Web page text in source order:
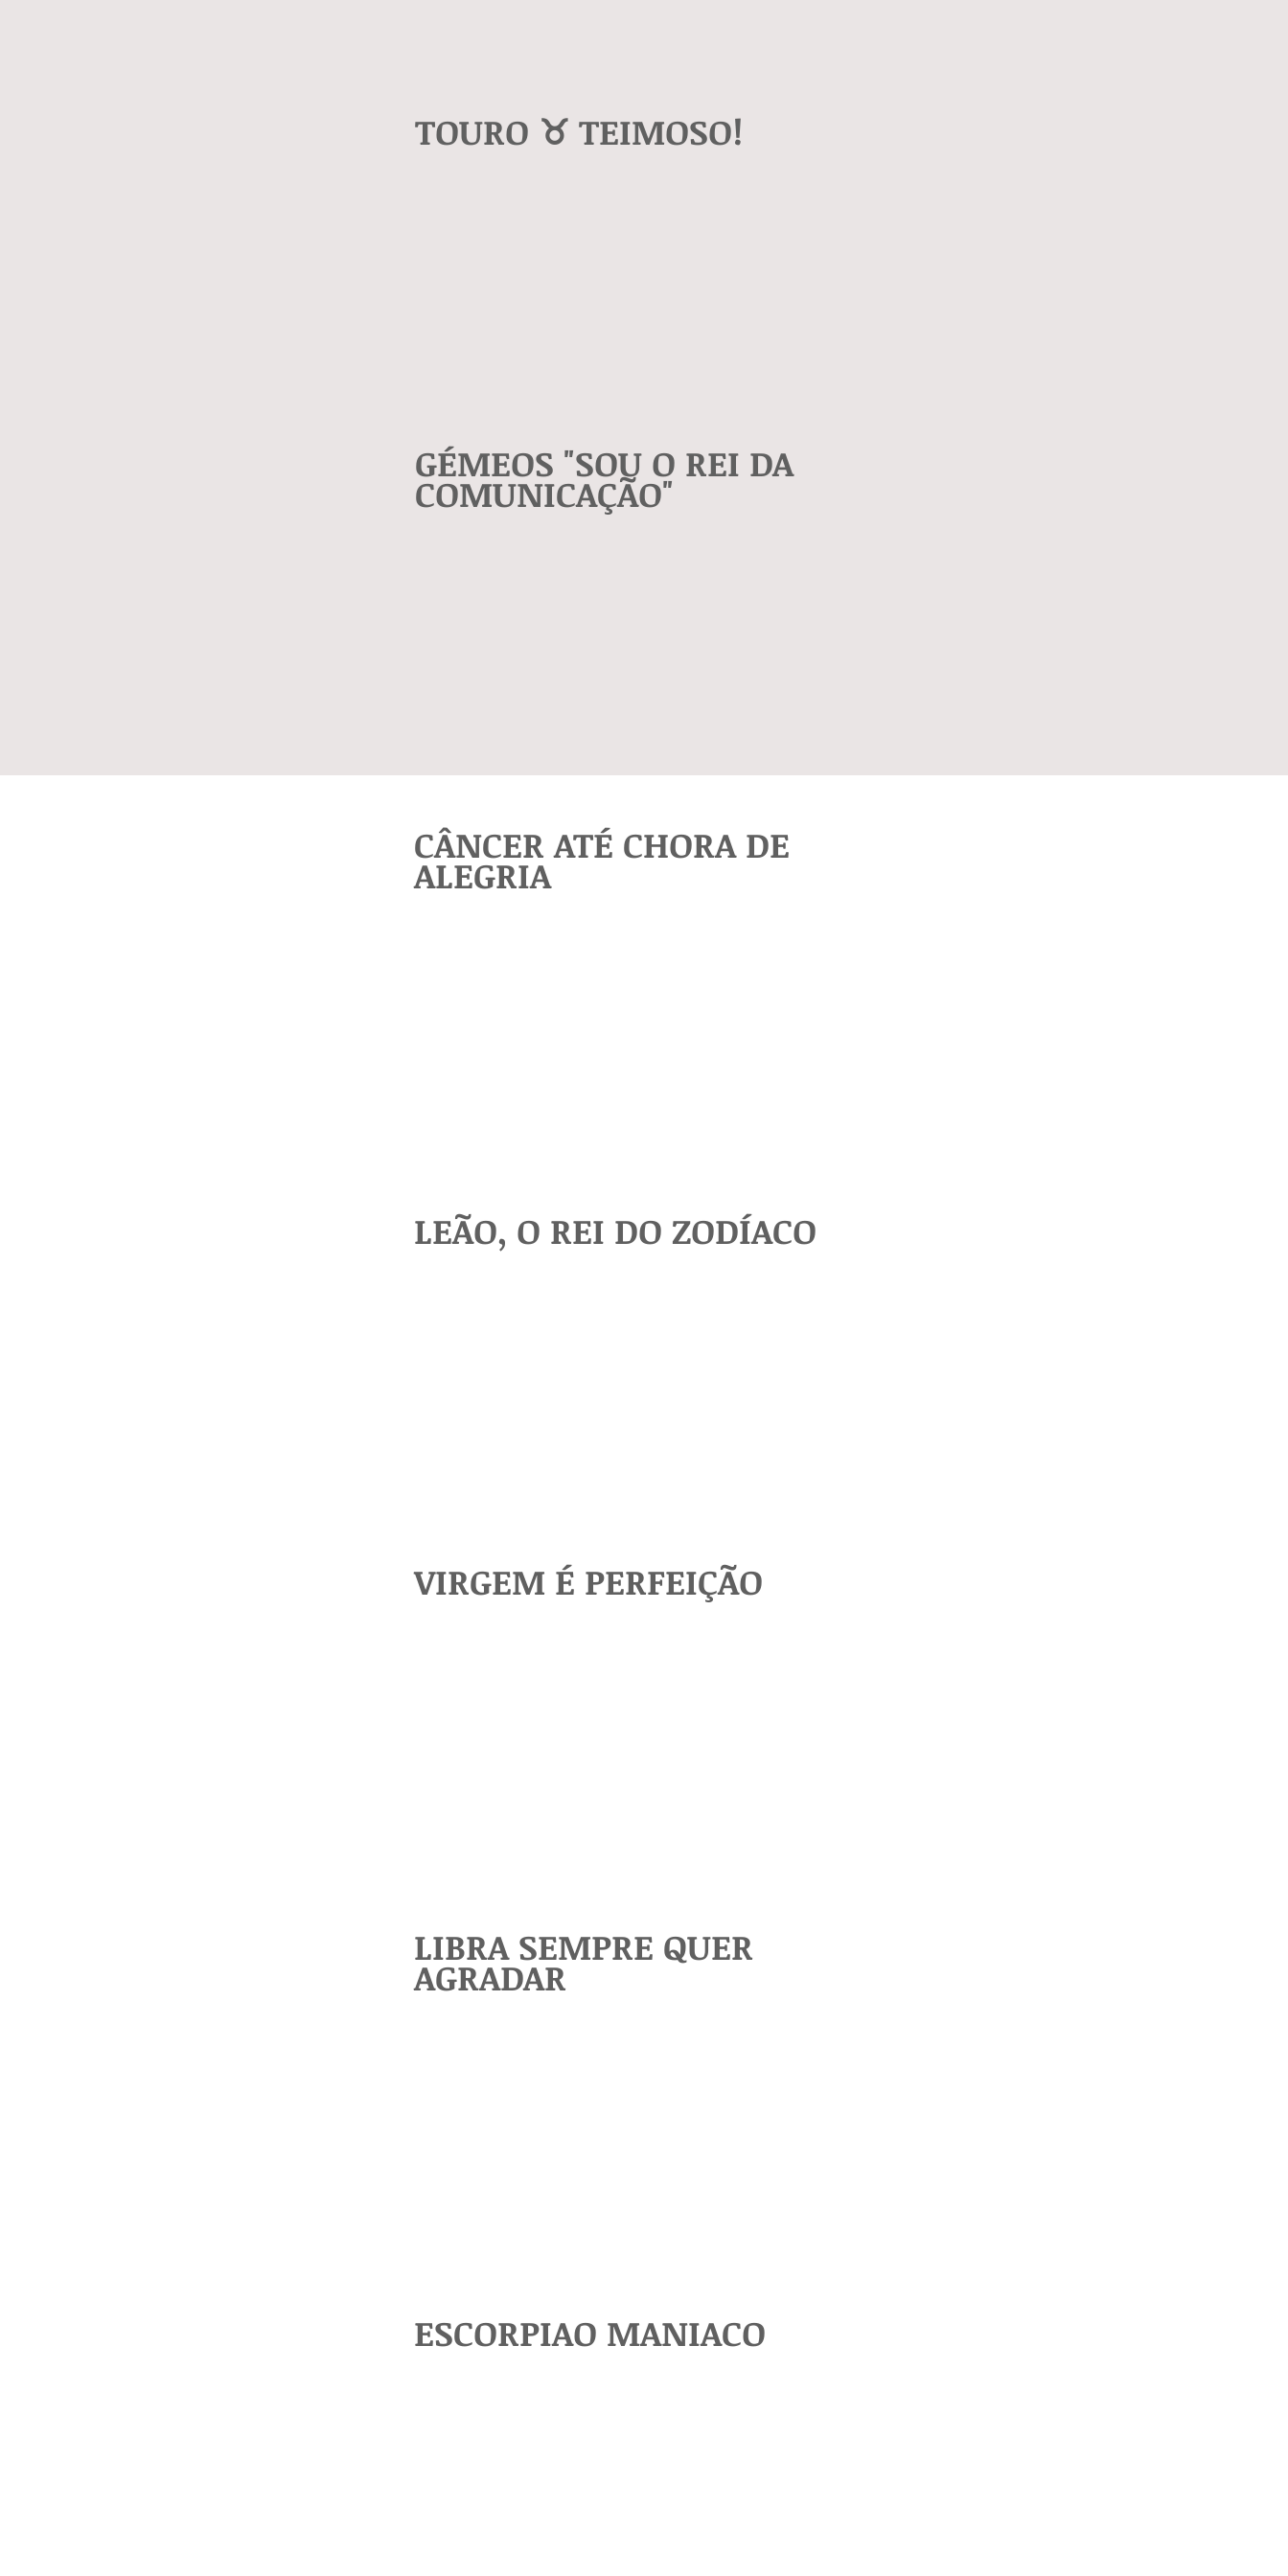
TOURO ♉️ TEIMOSO!
GÉMEOS "SOU O REI DA
COMUNICAÇÃO"
CÂNCER ATÉ CHORA DE
ALEGRIA
LEÃO, O REI DO ZODÍACO
VIRGEM É PERFEIÇÃO
LIBRA SEMPRE QUER
AGRADAR
ESCORPIAO MANIACO